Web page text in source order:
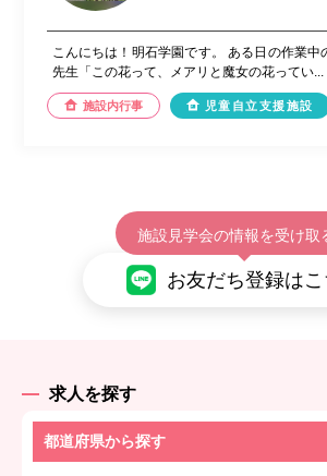
こんにちは！明石学園です。 ある日の作業中
先生「この花って、メアリと魔女の花ってい...
施設内行事 児童自立支援施設
施設見学会の情報を受け取
お友だち登録はこ
求人を探す
都道府県から探す